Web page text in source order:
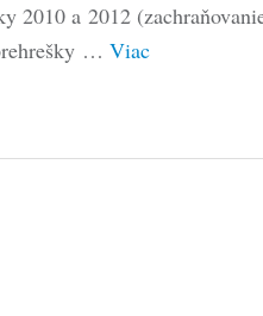
2010 a 2012
… Viac